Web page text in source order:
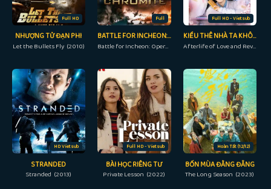
Full HD
NHƯỢNG TỬ ĐẠN PHI
Let the Bullets Fly (2010)
Full
BATTLE FOR INCHEON: OPERATION CHROMITE
Battle for Incheon: Operation Chromite (2016)
Full HD - Vietsub
KIỀU THÊ NHÀ TA KHÔNG DỄ CHỌC
Afterlife of Love and Revenge (2022)
HD Vietsub
STRANDED
Stranded (2013)
Full HD - Vietsub
BÀI HỌC RIÊNG TƯ
Private Lesson (2022)
Hoàn Tất (12/12)
BỐN MÙA ĐẰNG ĐẴNG
The Long Season (2023)